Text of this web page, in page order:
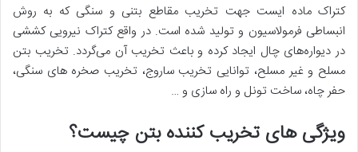
کتراک ماده ایست جهت تخریب مقاطع بتنی و سنگی که به روش
انبساطی فرمولاسیون و تولید شده است. در واقع کتراک نیرویی کششی
در دیواره‌های چال ایجاد کرده و باعث تخریب آن می‌گردد. تخریب بتن
مسلح و غیر مسلح، توانایی تخریب ساروج، تخریب صخره های سنگی،
حفر چاه، ساخت تونل و راه سازی و …
ویژگی های تخریب کننده بتن چیست؟